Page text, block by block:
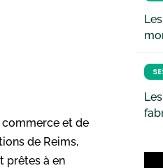
commerce et de
de Reims,
prêtes à en